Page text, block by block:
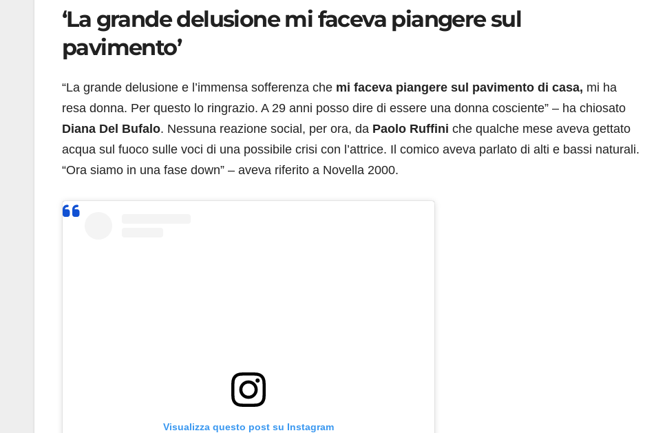
‘La grande delusione mi faceva piangere sul
pavimento’
“La grande delusione e l’immensa sofferenza che mi faceva piangere sul pavimento di casa, mi ha
resa donna. Per questo lo ringrazio. A 29 anni posso dire di essere una donna cosciente” – ha chiosato
Diana Del Bufalo. Nessuna reazione social, per ora, da Paolo Ruffini che qualche mese aveva gettato
acqua sul fuoco sulle voci di una possibile crisi con l’attrice. Il comico aveva parlato di alti e bassi naturali.
“Ora siamo in una fase down” – aveva riferito a Novella 2000.
Visualizza questo post su Instagram